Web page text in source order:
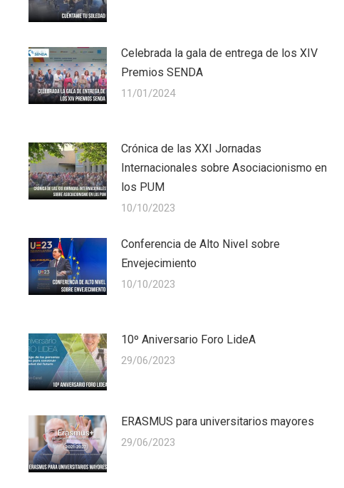
Celebrada la gala de entrega de los XIV
Premios SENDA
11/01/2024
Crónica de las XXI Jornadas
Internacionales sobre Asociacionismo en
los PUM
10/10/2023
Conferencia de Alto Nivel sobre
Envejecimiento
10/10/2023
10º Aniversario Foro LideA
29/06/2023
ERASMUS para universitarios mayores
29/06/2023